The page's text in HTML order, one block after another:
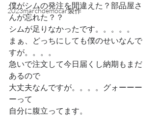
2023marchdemocar製作
僕がシムの発注を間違えた？部品屋さ
んが忘れた？？
シムが足りなかったです。。。。。
まぁ、どっちにしても僕のせいなんで
すが。。。。
急いで注文して今日届くし納期もまだ
あるので
大丈夫なんですが。。。。グォーーー
ーって
自分に腹立ってます。